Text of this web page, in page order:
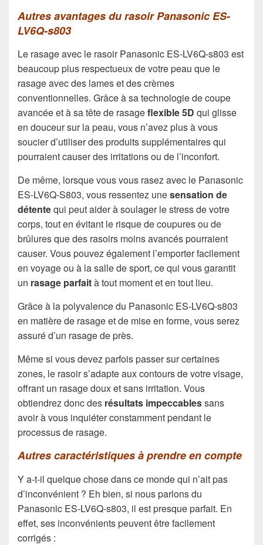
Autres avantages du rasoir Panasonic ES-
LV6Q-s803
Le rasage avec le rasoir Panasonic ES-LV6Q-s803 est
beaucoup plus respectueux de votre peau que le
rasage avec des lames et des crèmes
conventionnelles. Grâce à sa technologie de coupe
avancée et à sa tête de rasageflexible 5D qui glisse
en douceur sur la peau, vous n’avez plus à vous
soucier d’utiliser des produits supplémentaires qui
pourraient causer des irritations ou de l’inconfort.
De même, lorsque vous vous rasez avec le Panasonic
ES-LV6Q-S803, vous ressentez unesensation de
détentequi peut aider à soulager le stress de votre
corps, tout en évitant le risque de coupures ou de
brûlures que des rasoirs moins avancés pourraient
causer. Vous pouvez également l’emporter facilement
en voyage ou à la salle de sport, ce qui vous garantit
un rasage parfaità tout moment et en tout lieu.
Grâce à la polyvalence du Panasonic ES-LV6Q-s803
en matière de rasage et de mise en forme, vous serez
assuré d’un rasage de près.
Même si vous devez parfois passer sur certaines
zones, le rasoir s’adapte aux contours de votre visage,
offrant un rasage doux et sans irritation. Vous
obtiendrez donc des résultats impeccablessans
avoir à vous inquiéter constamment pendant le
processus de rasage.
Autres caractéristiques à prendre en compte
Y a-t-il quelque chose dans ce monde qui n’ait pas
d’inconvénient ? Eh bien, si nous parlons du
Panasonic ES-LV6Q-s803, il est presque parfait. En
effet, ses inconvénients peuvent être facilement
corrigés :